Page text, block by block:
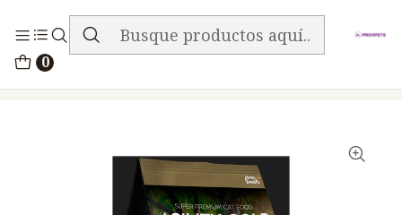
0
ENVIO GRATIS EN TODA LA TIENDA